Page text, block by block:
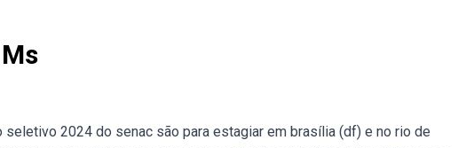
2024 do senac são para estagiar em brasília (df) e no rio de